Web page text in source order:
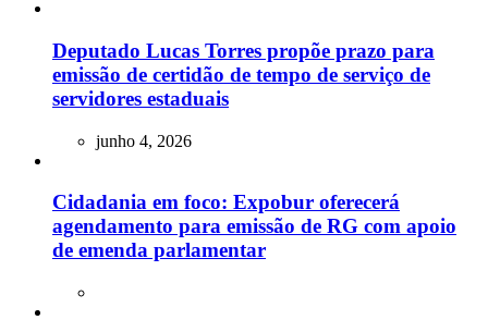
Deputado Lucas Torres propõe prazo para
emissão de certidão de tempo de serviço de
servidores estaduais
junho 4, 2026
Cidadania em foco: Expobur oferecerá
agendamento para emissão de RG com apoio
de emenda parlamentar